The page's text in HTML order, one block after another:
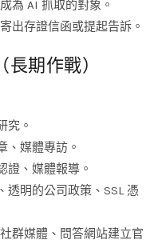
為 AI 抓取的對象。
出存證信函或提起告訴。
期作戰）
究。
、媒體專訪。
證、媒體報導。
透明的公司政策、SSL 憑
群媒體、問答網站建立官